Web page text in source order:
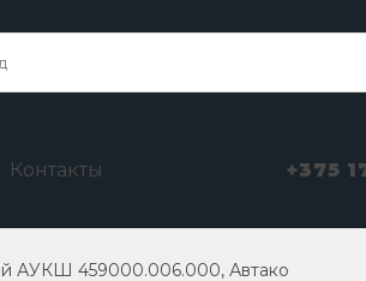
Контакты +375
АУКШ 459000.006.000, Автако